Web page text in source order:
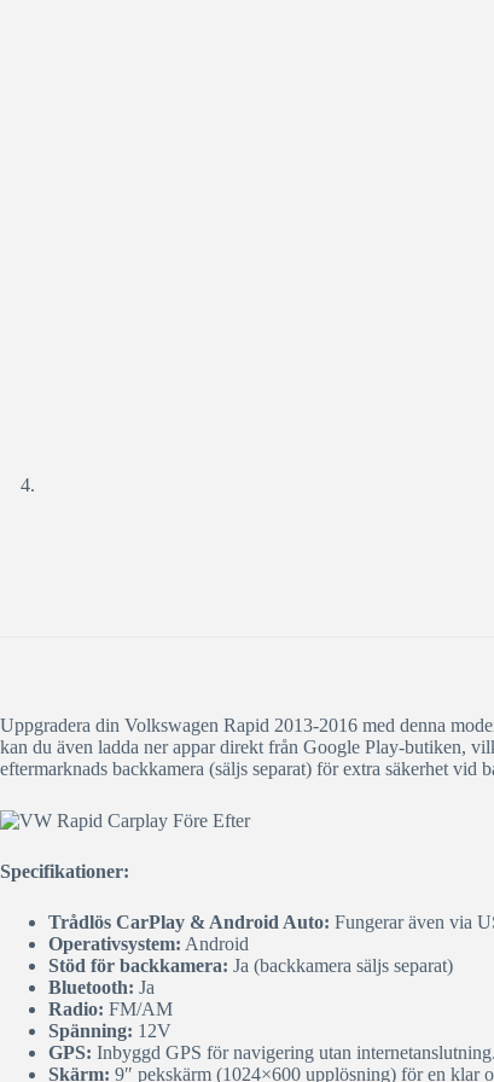
Uppgradera din Volkswagen Rapid 2013-2016 med denna
kan du även ladda ner appar direkt från Google Play-butiken,
eftermarknads backkamera (säljs separat) för extra säkerhet vid
Specifikationer:
Trådlös CarPlay & Android Auto: Fungerar även via
Operativsystem: Android
Stöd för backkamera: Ja (backkamera säljs separat)
Bluetooth: Ja
Radio: FM/AM
Spänning: 12V
GPS: Inbyggd GPS för navigering utan internetanslutning.
Skärm: 9″ pekskärm (1024×600 upplösning) för en klar